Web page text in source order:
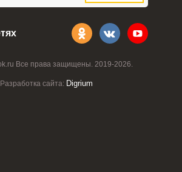
Все права защищены. 2019-2026.
Разработка сайта: Digrium